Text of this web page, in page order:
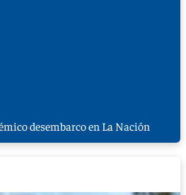
desembarco en La Nación